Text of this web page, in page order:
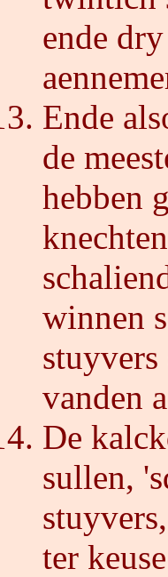
ende
Ende
de
hebben
winnen
vanden
De
sullen,
ter